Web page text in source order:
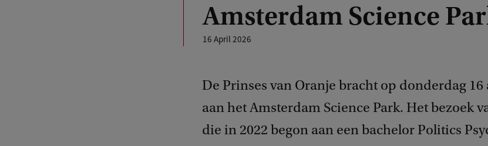
.
Amsterdam Science
16 April 2026
De Prinses van Oranje bracht op donderdag
aan het Amsterdam Science Park. Het bezoek
die in 2022 begon aan een bachelor Politics